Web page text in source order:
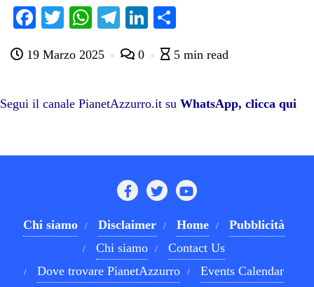
Fa
bo
T
tte
W
ts
pp
Te
gr
m
Li
ed di
di
19 Marzo 2025 0 5 min read
Segui il canale PianetAzzurro.it su WhatsApp, clicca qui
Chi siamo Disclaimer Home
Pubblicità
Chi siamo
Contact Us
Dove trovare PianetAzzurro
Events Calendar